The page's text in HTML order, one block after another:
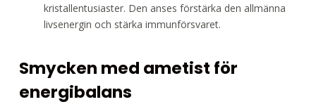
kristallentusiaster. Den anses förstärka den allmänna
livsenergin och stärka immunförsvaret.
Smycken med ametist för
energibalans